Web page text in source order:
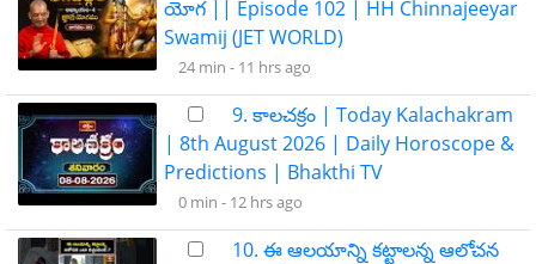
యోగ || Episode 102 | HH Chinnajeeyar
Swamij (JET WORLD)
24 min - 11 hrs ago
9. కాలచక్రం | Today Kalachakram
| 8th August 2026 | Daily Horoscope &
Predictions | Bhakthi TV
0 min - 12 hrs ago
10. ఈ ఆలయాన్ని కట్టాలన్న ఆలోచన